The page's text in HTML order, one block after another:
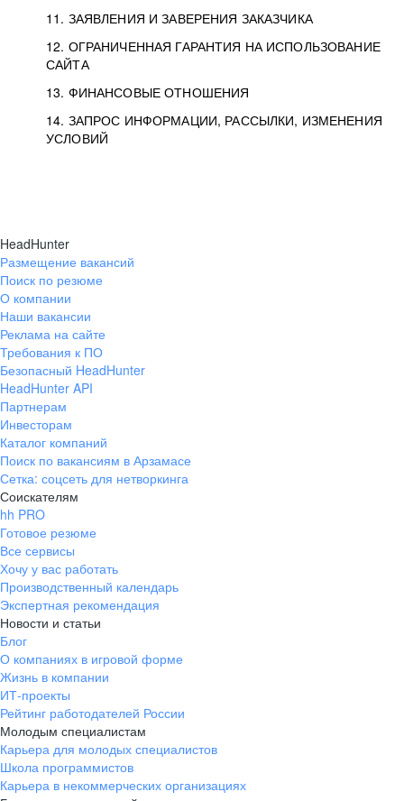
11. ЗАЯВЛЕНИЯ И ЗАВЕРЕНИЯ ЗАКАЗЧИКА
12. ОГРАНИЧЕННАЯ ГАРАНТИЯ НА ИСПОЛЬЗОВАНИЕ
САЙТА
13. ФИНАНСОВЫЕ ОТНОШЕНИЯ
14. ЗАПРОС ИНФОРМАЦИИ, РАССЫЛКИ, ИЗМЕНЕНИЯ
УСЛОВИЙ
HeadHunter
Размещение вакансий
Поиск по резюме
О компании
Наши вакансии
Реклама на сайте
Требования к ПО
Безопасный HeadHunter
HeadHunter API
Партнерам
Инвесторам
Каталог компаний
Поиск по вакансиям в Арзамасе
Сетка: соцсеть для нетворкинга
Соискателям
hh PRO
Готовое резюме
Все сервисы
Хочу у вас работать
Производственный календарь
Экспертная рекомендация
Новости и статьи
Блог
О компаниях в игровой форме
Жизнь в компании
ИТ-проекты
Рейтинг работодателей России
Молодым специалистам
Карьера для молодых специалистов
Школа программистов
Карьера в некоммерческих организациях